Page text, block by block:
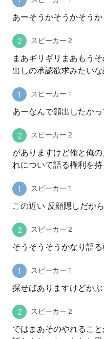
あーそうかそうかそう
スピーカー 2
まあギリギリまあもう
出しの承認欲求みたい
スピーカー 1
あーなんで顔出したか
スピーカー 2
がありますけど俺と俺
れについて語る権利を持
スピーカー 1
この近い 反顔隠しだか
スピーカー 2
そうそうそうかなり語
スピーカー 1
探せばありますけどか
スピーカー 2
ではまあそのやれるこ